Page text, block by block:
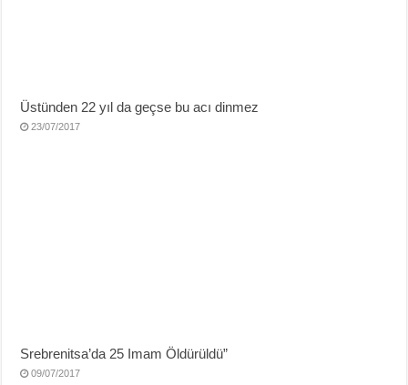
Üstünden 22 yıl da geçse bu acı dinmez
23/07/2017
Srebrenitsa’da 25 Imam Öldürüldü”
09/07/2017